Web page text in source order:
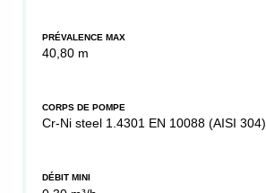
PRÉVALENCE MAX
40,80 m
CORPS DE POMPE
Cr-Ni steel 1.4301 EN 10088 (AISI 304)
DÉBIT MINI